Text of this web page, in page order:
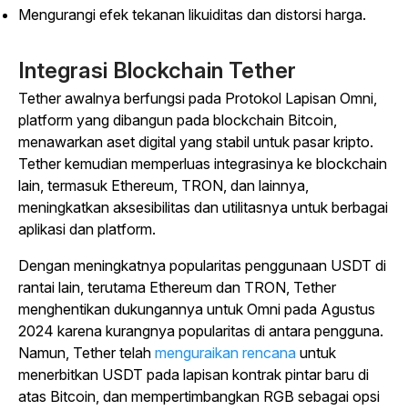
Mengurangi efek tekanan likuiditas dan distorsi harga.
Integrasi Blockchain Tether
Tether awalnya berfungsi pada Protokol Lapisan Omni,
platform yang dibangun pada blockchain Bitcoin,
menawarkan aset digital yang stabil untuk pasar kripto.
Tether kemudian memperluas integrasinya ke blockchain
lain, termasuk Ethereum, TRON, dan lainnya,
meningkatkan aksesibilitas dan utilitasnya untuk berbagai
aplikasi dan platform.
Dengan meningkatnya popularitas penggunaan USDT di
rantai lain, terutama Ethereum dan TRON, Tether
menghentikan dukungannya untuk Omni pada Agustus
2024 karena kurangnya popularitas di antara pengguna.
Namun, Tether telah menguraikan rencana untuk
menerbitkan USDT pada lapisan kontrak pintar baru di
atas Bitcoin, dan mempertimbangkan RGB sebagai opsi